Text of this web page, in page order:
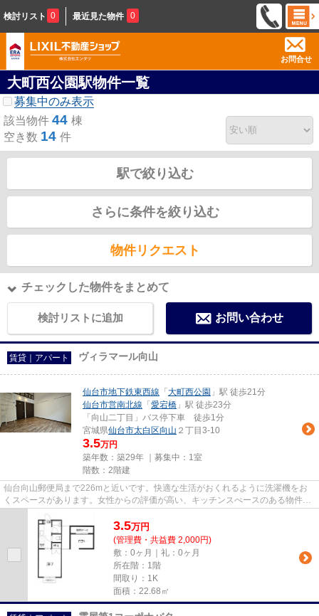
検討リスト 0 最近見た物件 0
お問合せ
大町西公園駅物件一覧
募集中のみ表示
該当物件 44 棟
空き数 14 件
駅で絞り込む
さらに条件を絞り込む
物件リクエスト
チェックした物件をまとめて
検討リストに追加 お問い合わせ
賃貸｜アパート ヴィラマール向山
仙台市地下鉄東西線 「 大町西公園 」駅 徒歩21分
仙台市営南北線 「 愛宕橋 」駅 徒歩23分
「向山二丁目」バス停下車 徒歩1分
宮城県仙台市太白区向山 ２丁目3-10
3.5万円
築年数：築29年 ｜募集中： 1室
階数：2階建
仙台向山郵便局まで226mと近いです。快適な生活がおくれるように洗濯機をお
くスペースがあります。女性からの評価が高い、キッチンスぺースのある物件。
コストパフォーマンスにも優れ...
3.5万円
(管理費・共益費 2,000円)
敷：0ヶ月｜礼：0ヶ月
所在階：1階
間取り：1K
面積：22.68㎡